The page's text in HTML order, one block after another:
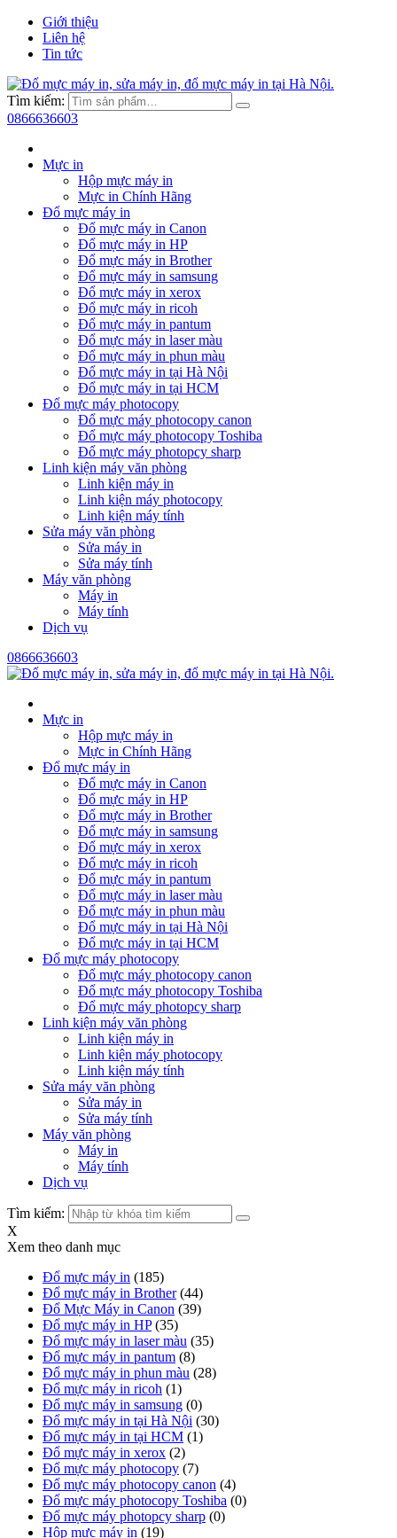
Giới thiệu
Liên hệ
Tin tức
Tìm kiếm:
0866636603
Mực in
Hộp mực máy in
Mực in Chính Hãng
Đổ mực máy in
Đổ mực máy in Canon
Đổ mực máy in HP
Đổ mực máy in Brother
Đổ mực máy in samsung
Đổ mực máy in xerox
Đổ mực máy in ricoh
Đổ mực máy in pantum
Đổ mực máy in laser màu
Đổ mực máy in phun màu
Đổ mực máy in tại Hà Nội
Đổ mực máy in tại HCM
Đổ mực máy photocopy
Đổ mực máy photocopy canon
Đổ mực máy photocopy Toshiba
Đổ mực máy photopcy sharp
Linh kiện máy văn phòng
Linh kiện máy in
Linh kiện máy photocopy
Linh kiện máy tính
Sửa máy văn phòng
Sửa máy in
Sửa máy tính
Máy văn phòng
Máy in
Máy tính
Dịch vụ
0866636603
Mực in
Hộp mực máy in
Mực in Chính Hãng
Đổ mực máy in
Đổ mực máy in Canon
Đổ mực máy in HP
Đổ mực máy in Brother
Đổ mực máy in samsung
Đổ mực máy in xerox
Đổ mực máy in ricoh
Đổ mực máy in pantum
Đổ mực máy in laser màu
Đổ mực máy in phun màu
Đổ mực máy in tại Hà Nội
Đổ mực máy in tại HCM
Đổ mực máy photocopy
Đổ mực máy photocopy canon
Đổ mực máy photocopy Toshiba
Đổ mực máy photopcy sharp
Linh kiện máy văn phòng
Linh kiện máy in
Linh kiện máy photocopy
Linh kiện máy tính
Sửa máy văn phòng
Sửa máy in
Sửa máy tính
Máy văn phòng
Máy in
Máy tính
Dịch vụ
Tìm kiếm:
X
Xem theo danh mục
Đổ mực máy in (185)
Đổ mực máy in Brother (44)
Đổ Mực Máy in Canon (39)
Đổ mực máy in HP (35)
Đổ mực máy in laser màu (35)
Đổ mực máy in pantum (8)
Đổ mực máy in phun màu (28)
Đổ mực máy in ricoh (1)
Đổ mực máy in samsung (0)
Đổ mực máy in tại Hà Nội (30)
Đổ mực máy in tại HCM (1)
Đổ mực máy in xerox (2)
Đổ mực máy photocopy (7)
Đổ mực máy photocopy canon (4)
Đổ mực máy photocopy Toshiba (0)
Đổ mực máy photopcy sharp (0)
Hộp mực máy in (19)